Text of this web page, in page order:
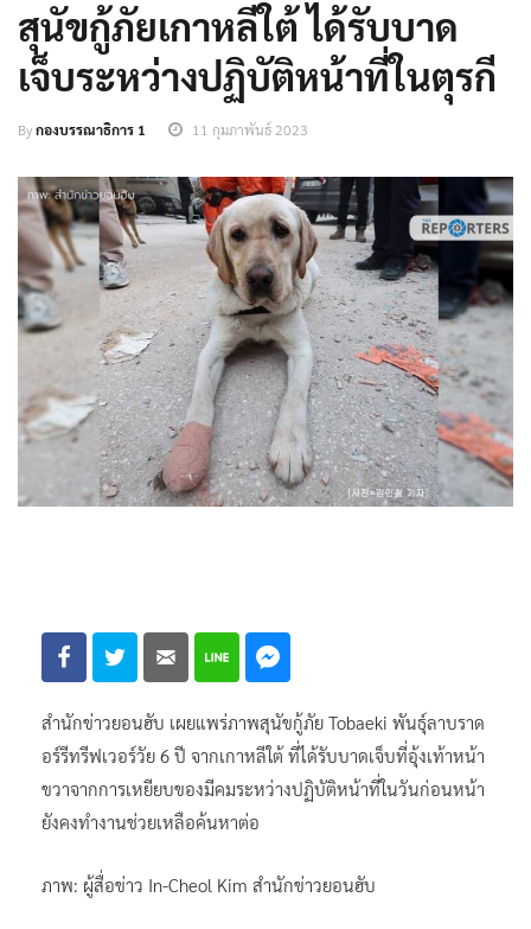
สุนัขกู้ภัยเกาหลีใต้ ได้รับบาด
เจ็บระหว่างปฏิบัติหน้าที่ในตุรกี
Byกองบรรณาธิการ 1 11 กุมภาพันธ์ 2023
สำนักข่าวยอนฮับ เผยแพร่ภาพสุนัขกู้ภัย Tobaeki พันธุ์ลาบราด
อร์รีทรีฟเวอร์วัย 6 ปี จากเกาหลีใต้ ที่ได้รับบาดเจ็บที่อุ้งเท้าหน้า
ขวาจากการเหยียบของมีคมระหว่างปฏิบัติหน้าที่ในวันก่อนหน้า
ยังคงทำงานช่วยเหลือค้นหาต่อ
ภาพ: ผู้สื่อข่าว In-Cheol Kim สำนักข่าวยอนฮับ